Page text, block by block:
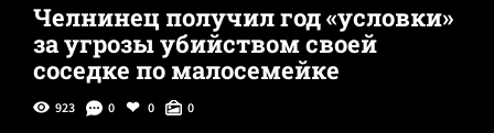
Челнинец получил год «условки»
за угрозы убийством своей
соседке по малосемейке
923 0 0 0